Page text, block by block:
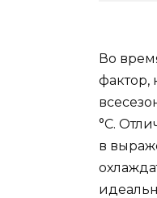
Во
фактор,
°С.
в